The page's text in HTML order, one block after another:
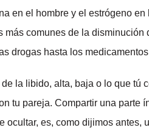
en el hombre y el estrógeno
más comunes de la
drogas hasta los
la libido, alta, baja o lo que tú
tu pareja. Compartir una parte
ocultar, es, como dijimos antes,